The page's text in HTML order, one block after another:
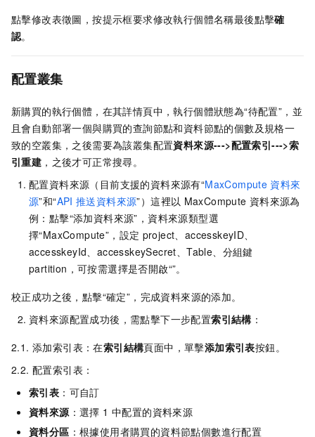
點擊修改表徵圖，按提示框要求修改執行個體名稱最後點擊確
認。
配置叢集
新購買的執行個體，在其詳情頁中，執行個體狀態為“待配置”，並
且會自動部署一個與購買的查詢節點和資料節點的個數及規格一
致的空叢集，之後需要為該叢集配置資料來源--->配置索引--->索
引重建 ，之後才可正常搜尋。
配置資料來源（目前支援的資料來源有“MaxCompute 資料來
源”和“API 推送資料來源”）這裡以 MaxCompute 資料來源為
例：點擊“添加資料來源”，資料來源類型選
擇“MaxCompute”，設定 project、accesskeyID、
accesskeyId、accesskeySecret、Table、分組鍵
partition，可按需選擇是否開啟“”。
校正成功之後，點擊“確定”，完成資料來源的添加。
資料來源配置成功後，需點擊下一步配置索引結構：
2.1. 添加索引表：在索引結構頁面中，單擊添加索引表按鈕。
2.2. 配置索引表：
索引表 ：可自訂
資料來源：選擇 1 中配置的資料來源
資料分區 ：根據使用者購買的資料節點個數進行配置